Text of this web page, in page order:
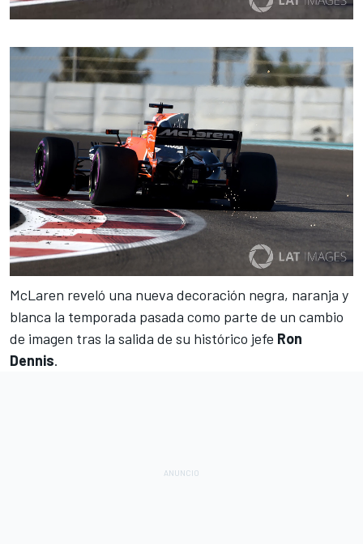
McLaren reveló una nueva decoración negra, naranja y
blanca la temporada pasada como parte de un cambio
de imagen tras la salida de su histórico jefe Ron
Dennis.